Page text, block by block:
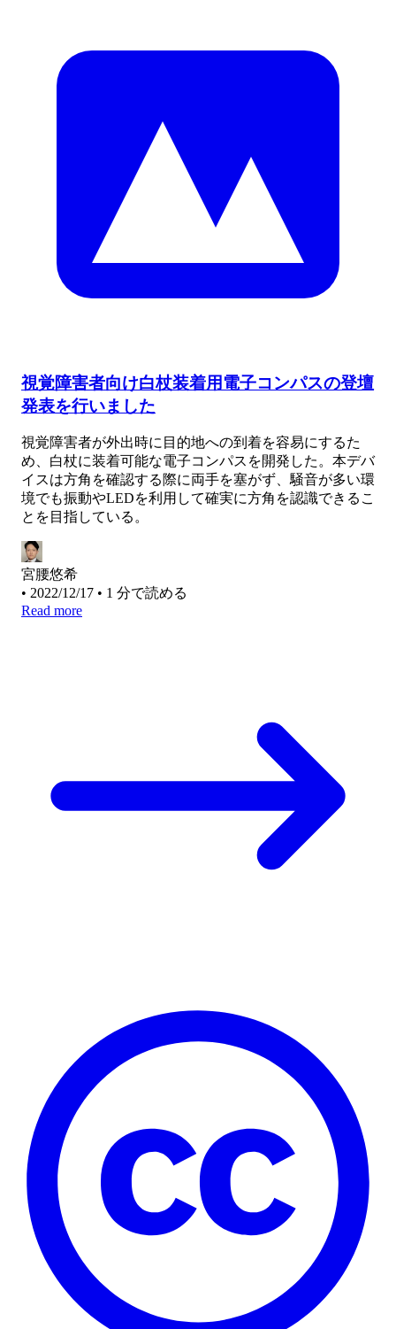
視覚障害者向け白杖装着用電子コンパスの登壇
発表を行いました
視覚障害者が外出時に目的地への到着を容易にするた
め、白杖に装着可能な電子コンパスを開発した。本デバ
イスは方角を確認する際に両手を塞がず、騒音が多い環
境でも振動やLEDを利用して確実に方角を認識できるこ
とを目指している。
宮腰悠希
• 2022/12/17 • 1 分で読める
Read more